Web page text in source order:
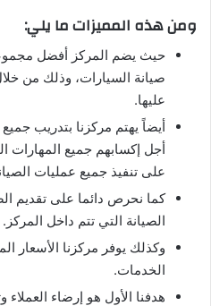
ومن هذه المميزات ما يلي:
حيث يضم المركز أفضل
صيانة السيارات، وذلك من
عليها.
أيضاً يهتم مركزنا بتدريب
أجل إكسابهم جميع المهارات
على تنفيذ جميع عمليات
كما نحرص دائما على تقديم
الصيانة التي تتم داخل المركز.
وكذلك يوفر مركزنا الأسعار
الخدمات.
هدفنا الأول هو إرضاء